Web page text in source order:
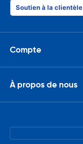
Soutien à la clientèle
Compte
À propos de nous